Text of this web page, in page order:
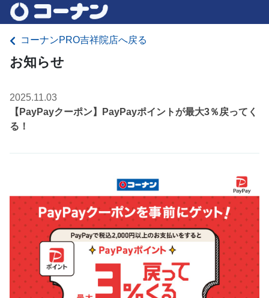
コーナンPRO吉祥院店へ戻る
お知らせ
2025.11.03
【PayPayクーポン】PayPayポイントが最大3％戻ってく
る！